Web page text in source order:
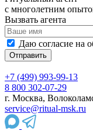
с многолетним
Вызвать агента
Даю согласие на
+7 (499) 993-99-13
8 800 302-07-29
г. Москва,
service@ritual-msk.ru